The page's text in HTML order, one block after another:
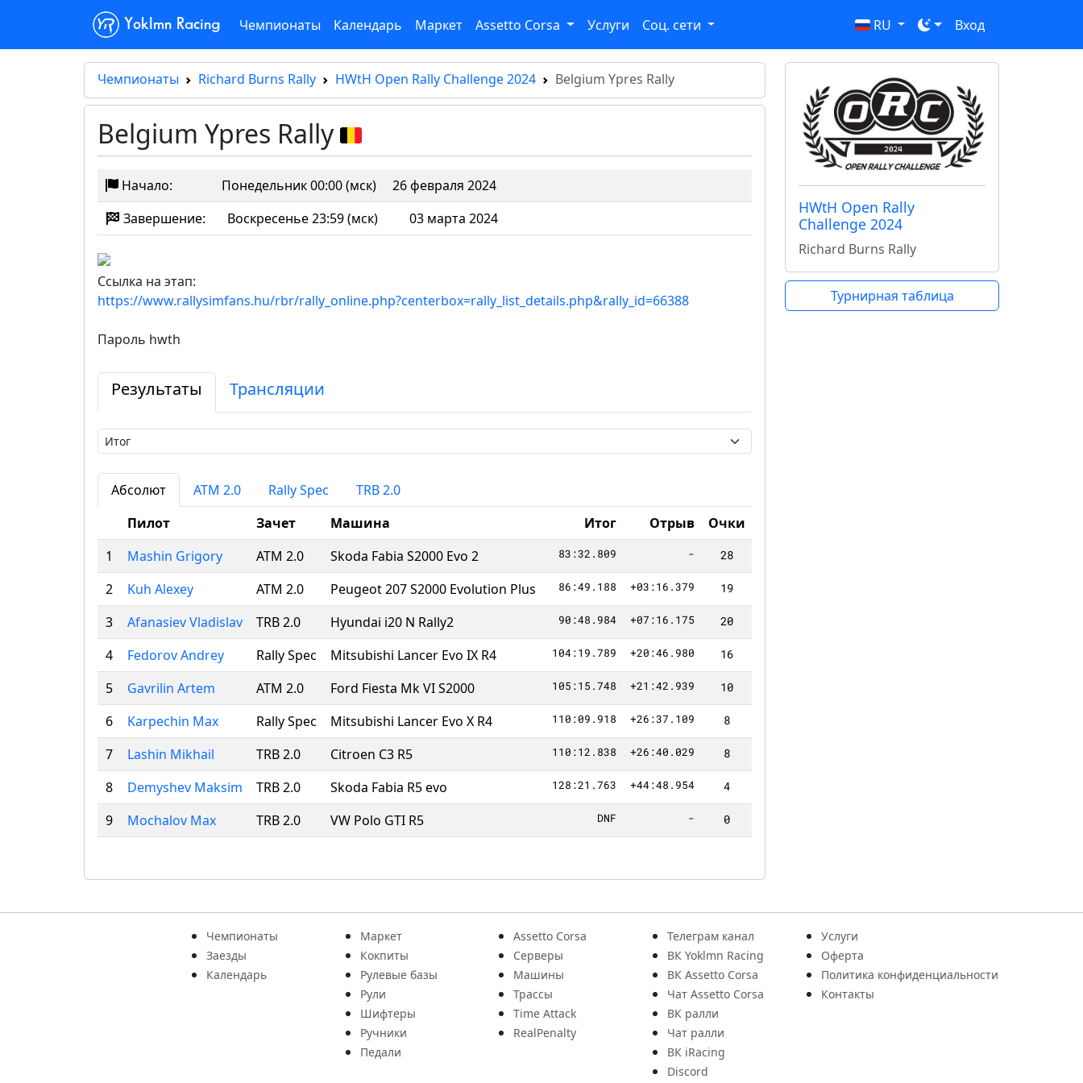
Yoklmn Racing Чемпионаты Календарь Маркет Assetto Corsa Услуги Соц. сети RU Вход
Чемпионаты Richard Burns Rally HWtH Open Rally Challenge 2024 Belgium Ypres Rally
Belgium Ypres Rally
Начало: Понедельник 00:00 (мск)
26 февраля 2024
Завершение:
Воскресенье 23:59 (мск) 03 марта 2024
Ссылка на этап:
https://www.rallysimfans.hu/rbr/rally_online.php?centerbox=rally_list_details.php&rally_id=66388
Пароль hwth
Результаты Трансляции
Абсолют ATM 2.0 Rally Spec
TRB 2.0
Пилот
Зачет Машина Итог Отрыв
Очки
1
Mashin Grigory ATM 2.0 Skoda Fabia S2000 Evo 2 83:32.809 - 28
2 Kuh Alexey ATM 2.0 Peugeot 207 S2000 Evolution Plus 86:49.188 +03:16.379 19
3 Afanasiev Vladislav TRB 2.0 Hyundai i20 N Rally2 90:48.984 +07:16.175 20
4 Fedorov Andrey Rally Spec Mitsubishi Lancer Evo IX R4 104:19.789 +20:46.980 16
5 Gavrilin Artem ATM 2.0 Ford Fiesta Mk VI S2000 105:15.748 +21:42.939 10
6 Karpechin Max Rally Spec Mitsubishi Lancer Evo X R4 110:09.918 +26:37.109 8
7 Lashin Mikhail TRB 2.0 Citroen C3 R5 110:12.838 +26:40.029 8
8 Demyshev Maksim TRB 2.0 Skoda Fabia R5 evo 128:21.763 +44:48.954 4
9 Mochalov Max TRB 2.0 VW Polo GTI R5 DNF - 0
HWtH Open Rally
Challenge 2024
Richard Burns Rally
Турнирная таблица
Чемпионаты
Заезды
Календарь
Маркет
Кокпиты
Рулевые базы
Рули
Шифтеры
Ручники
Педали
Assetto Corsa
Серверы
Машины
Трассы
Time Attack
RealPenalty
Телеграм канал
ВК Yoklmn Racing
ВК Assetto Corsa
Чат Assetto Corsa
ВК ралли
Чат ралли
ВК iRacing
Discord
Услуги
Оферта
Политика конфиденциальности
Контакты